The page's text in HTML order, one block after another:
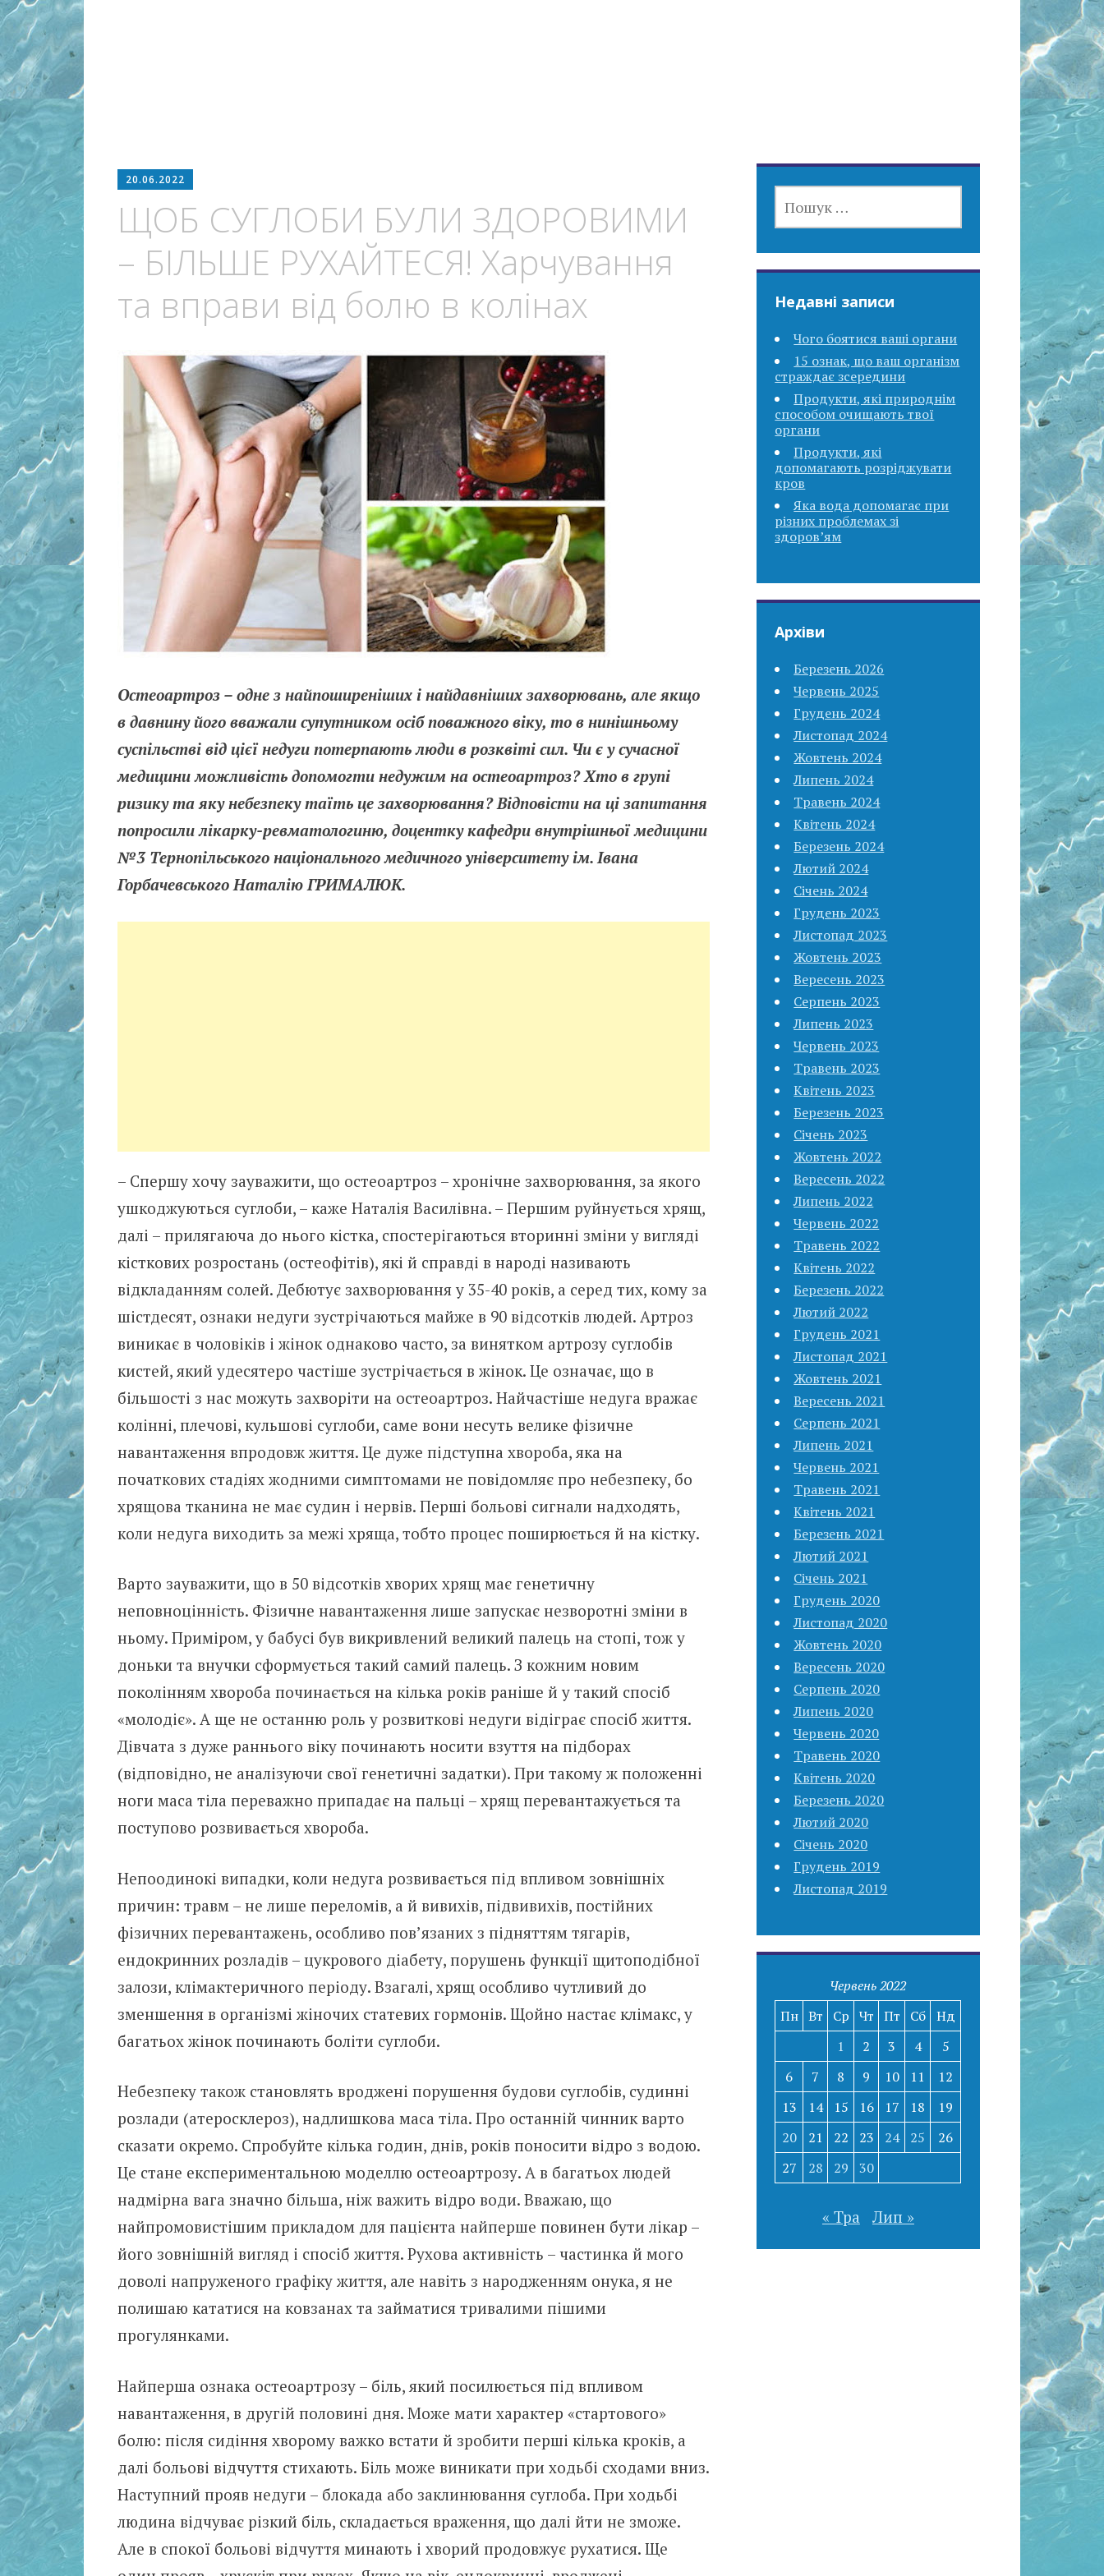
20.06.2022
ЩОБ СУГЛОБИ БУЛИ ЗДОРОВИМИ
– БІЛЬШЕ РУХАЙТЕСЯ! Харчування
та вправи від болю в колінах
Остеоартроз – одне з найпоширеніших і найдавніших захворювань, але якщо
в давнину його вважали супутником осіб поважного віку, то в нинішньому
суспільстві від цієї недуги потерпають люди в розквіті сил. Чи є у сучасної
медицини можливість допомогти недужим на остеоартроз? Хто в групі
ризику та яку небезпеку таїть це захворювання? Відповісти на ці запитання
попросили лікарку-ревматологиню, доцентку кафедри внутрішньої медицини
№3 Тернопільського національного медичного університету ім. Івана
Горбачевського Наталію ГРИМАЛЮК.
– Спершу хочу зауважити, що остеоартроз – хронічне захворювання, за якого
ушкоджуються суглоби, – каже Наталія Василівна. – Першим руйнується хрящ,
далі – прилягаюча до нього кістка, спостерігаються вторинні зміни у вигляді
кісткових розростань (остеофітів), які й справді в народі називають
відкладанням солей. Дебютує захворювання у 35-40 років, а серед тих, кому за
шістдесят, ознаки недуги зустрічаються майже в 90 відсотків людей. Артроз
виникає в чоловіків і жінок однаково часто, за винятком артрозу суглобів
кистей, який удесятеро частіше зустрічається в жінок. Це означає, що в
більшості з нас можуть захворіти на остеоартроз. Найчастіше недуга вражає
колінні, плечові, кульшові суглоби, саме вони несуть велике фізичне
навантаження впродовж життя. Це дуже підступна хвороба, яка на
початкових стадіях жодними симптомами не повідомляє про небезпеку, бо
хрящова тканина не має судин і нервів. Перші больові сигнали надходять,
коли недуга виходить за межі хряща, тобто процес поширюється й на кістку.
Варто зауважити, що в 50 відсотків хворих хрящ має генетичну
неповноцінність. Фізичне навантаження лише запускає незворотні зміни в
ньому. Приміром, у бабусі був викривлений великий палець на стопі, тож у
доньки та внучки сформується такий самий палець. З кожним новим
поколінням хвороба починається на кілька років раніше й у такий спосіб
«молодіє». А ще не останню роль у розвиткові недуги відіграє спосіб життя.
Дівчата з дуже раннього віку починають носити взуття на підборах
(відповідно, не аналізуючи свої генетичні задатки). При такому ж положенні
ноги маса тіла переважно припадає на пальці – хрящ перевантажується та
поступово розвивається хвороба.
Непоодинокі випадки, коли недуга розвивається під впливом зовнішніх
причин: травм – не лише переломів, а й вивихів, підвивихів, постійних
фізичних перевантажень, особливо пов’язаних з підняттям тягарів,
ендокринних розладів – цукрового діабету, порушень функції щитоподібної
залози, клімактеричного періоду. Взагалі, хрящ особливо чутливий до
зменшення в організмі жіночих статевих гормонів. Щойно настає клімакс, у
багатьох жінок починають боліти суглоби.
Небезпеку також становлять вроджені порушення будови суглобів, судинні
розлади (атеросклероз), надлишкова маса тіла. Про останній чинник варто
сказати окремо. Спробуйте кілька годин, днів, років поносити відро з водою.
Це стане експериментальною моделлю остеоартрозу. А в багатьох людей
надмірна вага значно більша, ніж важить відро води. Вважаю, що
найпромовистішим прикладом для пацієнта найперше повинен бути лікар –
його зовнішній вигляд і спосіб життя. Рухова активність – частинка й мого
доволі напруженого графіку життя, але навіть з народженням онука, я не
полишаю кататися на ковзанах та займатися тривалими пішими
прогулянками.
Найперша ознака остеоартрозу – біль, який посилюється під впливом
навантаження, в другій половині дня. Може мати характер «стартового»
болю: після сидіння хворому важко встати й зробити перші кілька кроків, а
далі больові відчуття стихають. Біль може виникати при ходьбі сходами вниз.
Наступний прояв недуги – блокада або заклинювання суглоба. При ходьбі
людина відчуває різкий біль, складається враження, що далі йти не зможе.
Але в спокої больові відчуття минають і хворий продовжує рухатися. Ще
Недавні записи
Чого боятися ваші органи
15 ознак, що ваш організм
страждає зсередини
Продукти, які природнім
способом очищають твої
органи
Продукти, які
допомагають розріджувати
кров
Яка вода допомагає при
різних проблемах зі
здоров’ям
Архіви
Березень 2026
Червень 2025
Грудень 2024
Листопад 2024
Жовтень 2024
Липень 2024
Травень 2024
Квітень 2024
Березень 2024
Лютий 2024
Січень 2024
Грудень 2023
Листопад 2023
Жовтень 2023
Вересень 2023
Серпень 2023
Липень 2023
Червень 2023
Травень 2023
Квітень 2023
Березень 2023
Січень 2023
Жовтень 2022
Вересень 2022
Липень 2022
Червень 2022
Травень 2022
Квітень 2022
Березень 2022
Лютий 2022
Грудень 2021
Листопад 2021
Жовтень 2021
Вересень 2021
Серпень 2021
Липень 2021
Червень 2021
Травень 2021
Квітень 2021
Березень 2021
Лютий 2021
Січень 2021
Грудень 2020
Листопад 2020
Жовтень 2020
Вересень 2020
Серпень 2020
Липень 2020
Червень 2020
Травень 2020
Квітень 2020
Березень 2020
Лютий 2020
Січень 2020
Грудень 2019
Листопад 2019
Червень 2022
Пн Вт Ср Чт Пт Сб Нд
1
2 3 4
5
6
7 8 9 10 11
12
13
14 15 16 17 18
19
20
21 22 23 24 25
26
27
28 29 30
« Тра Лип »